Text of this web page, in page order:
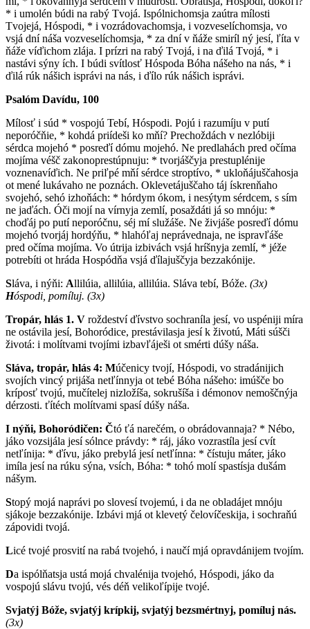
* i umolén búdi na rabý Tvojá. Ispólnichomsja zaútra mílosti
Tvojejá, Hóspodi, * i vozrádovachomsja, i vozveselíchomsja, vo
vsjá dní náša vozveselíchomsja, * za dní v ňáže smiríl ný jesí, ľíta v
ňáže víďichom zlája. I prízri na rabý Tvojá, i na ďilá Tvojá, * i
nastávi sýny ích. I búdi svítlosť Hóspoda Bóha nášeho na nás, * i
ďilá rúk nášich isprávi na nás, i ďílo rúk nášich isprávi.
Psalóm Davídu, 100
Mílosť i súd * vospojú Tebí, Hóspodi. Pojú i razumíju v putí
neporóčňie, * kohdá priídeši ko mňí? Prechoždách v nezlóbiji
sérdca mojehó * posreďí dómu mojehó. Ne predlahách pred očíma
mojíma véšč zakonoprestúpnuju: * tvorjáščyja prestuplénije
voznenavíďich. Ne priľpé mňí sérdce stroptívo, * ukloňájuščahosja
ot mené lukávaho ne poznách. Oklevetájuščaho táj ískrenňaho
svojehó, sehó izhoňách: * hórdym ókom, i nesýtym sérdcem, s sím
ne jaďách. Óči mojí na vírnyja zemlí, posaždáti já so mnóju: *
choďáj po putí neporóčnu, séj mí služáše. Ne živjáše posreďí dómu
mojehó tvorjáj hordýňu, * hlahóľaj neprávednaja, ne ispravľáše
pred očíma mojíma. Vo útrija izbivách vsjá hríšnyja zemlí, * jéže
potrebíti ot hráda Hospódňa vsjá ďílajuščyja bezzakónije.
Sláva, i nýňi: Allilúia, allilúia, allilúia. Sláva tebí, Bóže. (3x)
Hóspodi, pomíluj. (3x)
Tropár, hlás 1. V roždeství ďívstvo sochraníla jesí, vo uspéniji míra
ne ostávila jesí, Bohoródice, prestávilasja jesí k životú, Máti súšči
životá: i molítvami tvojími izbavľáješi ot smérti dúšy náša.
Sláva, tropár, hlás 4: Múčenicy tvojí, Hóspodi, vo stradánijich
svojích vincý prijáša netľínnyja ot tebé Bóha nášeho: imúšče bo
kríposť tvojú, mučítelej nizložíša, sokrušíša i démonov nemoščnýja
dérzosti. ťítéch molítvami spasí dúšy náša.
I nýňi, Bohoródičen: Čtó ťá narečém, o obrádovannaja? * Nébo,
jáko vozsijála jesí sólnce právdy: * ráj, jáko vozrastíla jesí cvít
netľínija: * ďívu, jáko prebylá jesí netľínna: * čístuju máter, jáko
imíla jesí na rúku sýna, vsích, Bóha: * tohó molí spastísja dušám
nášym.
Stopý mojá naprávi po slovesí tvojemú, i da ne obladájet mnóju
sjákoje bezzakónije. Izbávi mjá ot klevetý čelovíčeskija, i sochraňú
zápovidi tvojá.
Licé tvojé prosvití na rabá tvojehó, i naučí mjá opravdánijem tvojím.
Da ispólňatsja ustá mojá chvalénija tvojehó, Hóspodi, jáko da
vospojú slávu tvojú, vés déň velikoľípije tvojé.
Svjatýj Bóže, svjatýj krípkij, svjatýj bezsmértnyj, pomíluj nás.
(3x)